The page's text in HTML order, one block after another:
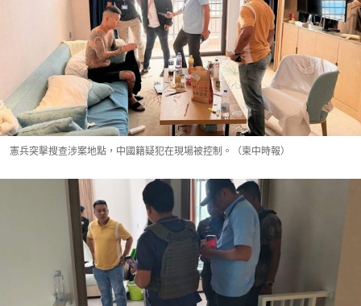
憲兵突擊搜查涉案地點，中國籍疑犯在現場被控制。（柬中時報）